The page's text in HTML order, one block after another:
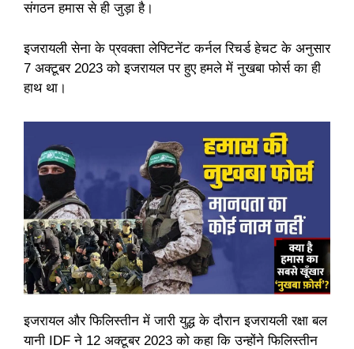
संगठन हमास से ही जुड़ा है।
इजरायली सेना के प्रवक्ता लेफ्टिनेंट कर्नल रिचर्ड हेचट के अनुसार
7 अक्टूबर 2023 को इजरायल पर हुए हमले में नुखबा फोर्स का ही
हाथ था।
इजरायल और फिलिस्तीन में जारी युद्ध के दौरान इजरायली रक्षा बल
यानी IDF ने 12 अक्टूबर 2023 को कहा कि उन्होंने फिलिस्तीन